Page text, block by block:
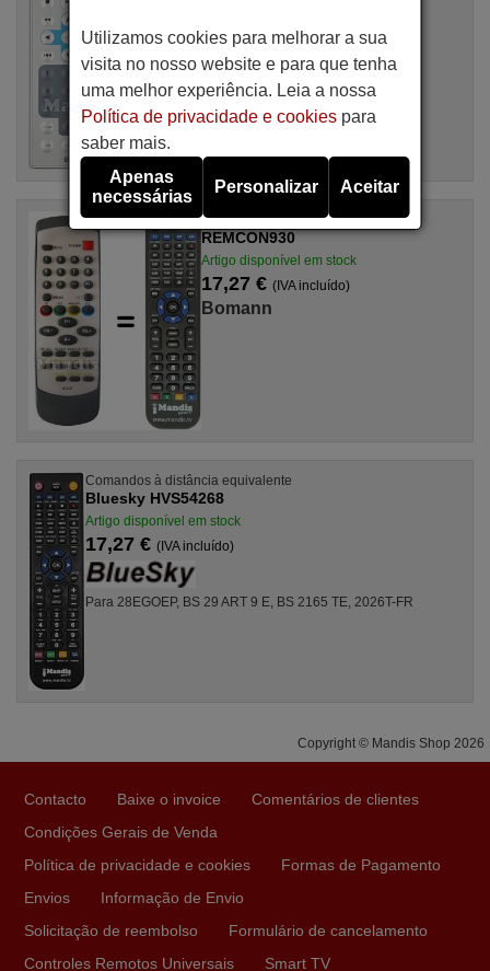
Bomann
Comandos à distância equivalente
REMCON930
Artigo disponível em stock
17,27 € (IVA incluído)
Bomann
Comandos à distância equivalente
Bluesky HVS54268
Artigo disponível em stock
17,27 € (IVA incluído)
Para 28EGOEP, BS 29 ART 9 E, BS 2165 TE, 2026T-FR
Copyright © Mandis Shop 2026
Contacto Baixe o invoice
Comentários de clientes
Condições Gerais de Venda
Política de privacidade e cookies
Formas de Pagamento
Envios
Informação de Envio
Solicitação de reembolso
Formulário de cancelamento
Controles Remotos Universais
Smart TV
Utilizamos cookies para melhorar a sua
visita no nosso website e para que tenha
uma melhor experiência. Leia a nossa
Política de privacidade e cookiespara
saber mais.
Apenas
necessárias
Personalizar Aceitar